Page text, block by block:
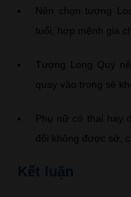
Nên chọn tượng
tuổi, hợp mệnh gia
Tượng Long Quy
quay vào trong sẽ
Phụ nữ có thai hay
đối không được sờ,
Kết luận